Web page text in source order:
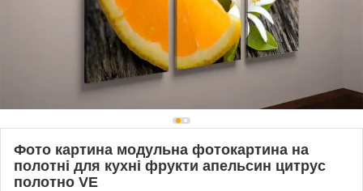
Фото картина модульна фотокартина на
полотні для кухні фрукти апельсин цитрус
полотно VE